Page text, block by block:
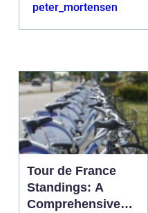
peter_mortensen
Tour de France
Standings: A
Comprehensive